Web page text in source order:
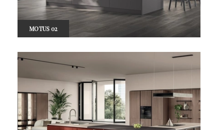
MOTUS 02